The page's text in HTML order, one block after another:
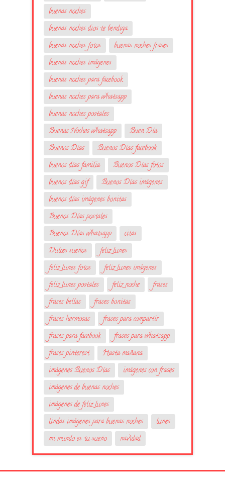
buenas noches
buenas noches dios te bendiga
buenas noches fotos
buenas noches frases
buenas noches imágenes
buenas noches para facebook
buenas noches para whatsapp
buenas noches postales
Buenas Noches whatsapp
Buen Día
Buenos Días
Buenos Días facebook
buenos días familia
Buenos Días fotos
buenos días gif
Buenos Días imágenes
buenos días imágenes bonitas
Buenos Días postales
Buenos Días whatsapp
citas
Dulces sueños
feliz lunes
feliz lunes fotos
feliz lunes imágenes
feliz lunes postales
feliz noche
frases
frases bellas
frases bonitas
frases hermosas
frases para compartir
frases para facebook
frases para whatsapp
frases pinterest
Hasta mañana
imágenes Buenos Días
imágenes con frases
imágenes de buenas noches
imágenes de feliz lunes
lindas imágenes para buenas noches
lunes
mi mundo es tu sueño
navidad